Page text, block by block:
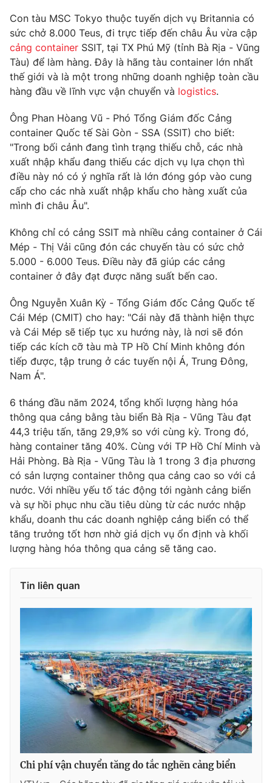
Nhân vật
Khán giả
Giải sao mai
Âm nhạc
Sao
Đời sống
Du lịch
Làm đẹp
Chất lượng cuộc sống
Giáo dục
Tuyển sinh
Học trực tuyến
Công nghệ
Hitech Công nghệ tương lai
Sản phẩm
Thị trường
Tư vấn
Giao lưu trực tuyến
Lịch phát sóng
Chuyên mục khác
Photo Infographic
Video
VTV Money VTV Thể thao
VTV Sức khoẻ Bất động sản
Thị trường 24h Tấm lòng Việt
VTV4 Vươn mình bằng AI
VTV9 VTV8
Liên hệ tòa soạn English
Cơ quan chủ quản:Đài Truyền hình Việt Nam
Cơ quan báo chí:Thời báo VTV
Giấy phép hoạt động báo in và báo điện tử số 483/GP-BTTTT
cấp ngày 29/12/2023
Tổng Biên tập:
Vũ Thanh Thủy
Phó Tổng Biên tập:
Nguyễn Thị Mỹ Hạnh, Phạm Quốc Thắng,
Nguyễn Trọng Ninh
Tổng đài VTV: 024.38 355 931 - 024.38 355 932
Con tàu MSC Tokyo thuộc tuyến dịch vụ Britannia có
sức chở 8.000 Teus, đi trực tiếp đến châu Âu vừa cập
cảng container SSIT, tại TX Phú Mỹ (tỉnh Bà Rịa - Vũng
Tàu) để làm hàng. Đây là hãng tàu container lớn nhất
thế giới và là một trong những doanh nghiệp toàn cầu
hàng đầu về lĩnh vực vận chuyển và logistics.
Ông Phan Hòang Vũ - Phó Tổng Giám đốc Cảng
container Quốc tế Sài Gòn - SSA (SSIT) cho biết:
"Trong bối cảnh đang tình trạng thiếu chỗ, các nhà
xuất nhập khẩu đang thiếu các dịch vụ lựa chọn thì
điều này nó có ý nghĩa rất là lớn đóng góp vào cung
cấp cho các nhà xuất nhập khẩu cho hàng xuất của
mình đi châu Âu".
Không chỉ có cảng SSIT mà nhiều cảng container ở Cái
Mép - Thị Vải cũng đón các chuyến tàu có sức chở
5.000 - 6.000 Teus. Điều này đã giúp các cảng
container ở đây đạt được năng suất bến cao.
Ông Nguyễn Xuân Kỳ - Tổng Giám đốc Cảng Quốc tế
Cái Mép (CMIT) cho hay: "Cái này đã thành hiện thực
và Cái Mép sẽ tiếp tục xu hướng này, là nơi sẽ đón
tiếp các kích cỡ tàu mà TP Hồ Chí Minh không đón
tiếp được, tập trung ở các tuyến nội Á, Trung Đông,
Nam Á".
6 tháng đầu năm 2024, tổng khối lượng hàng hóa
thông qua cảng bằng tàu biển Bà Rịa - Vũng Tàu đạt
44,3 triệu tấn, tăng 29,9% so với cùng kỳ. Trong đó,
hàng container tăng 40%. Cùng với TP Hồ Chí Minh và
Hải Phòng. Bà Rịa - Vũng Tàu là 1 trong 3 địa phương
có sản lượng container thông qua cảng cao so với cả
nước. Với nhiều yếu tố tác động tới ngành cảng biển
và sự hồi phục nhu cầu tiêu dùng từ các nước nhập
khẩu, doanh thu các doanh nghiệp cảng biển có thể
tăng trưởng tốt hơn nhờ giá dịch vụ ổn định và khối
lượng hàng hóa thông qua cảng sẽ tăng cao.
Tin liên quan
Chi phí vận chuyển tăng do tắc nghẽn cảng biển